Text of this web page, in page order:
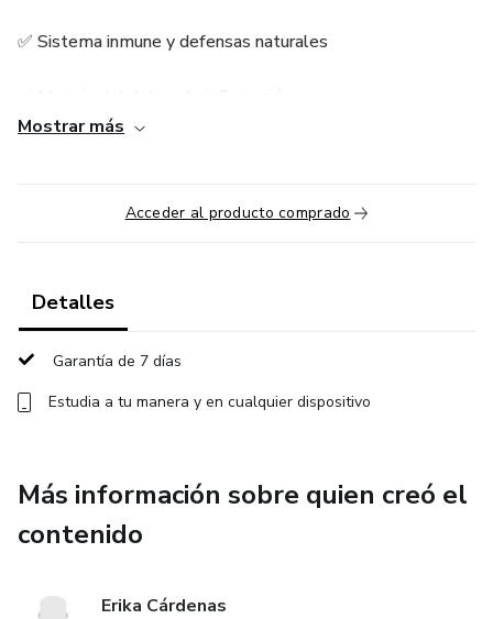
✅ Sistema inmune y defensas naturales
✅ Belleza y cuidado de la piel
Además, incluye consejos de preparación, formas de uso y
segura desde tu hogar.
sin depender de químicos ni tratamientos costosos.
Con Sinergias Herbales tendrás en tus manos un recurso
natural a tu vida cotidiana. 🌱
Mostrar más
Acceder al producto comprado
Detalles
Garantía de 7 días
Estudia a tu manera y en cualquier dispositivo
Más información sobre quien creó el
contenido
Erika Cárdenas